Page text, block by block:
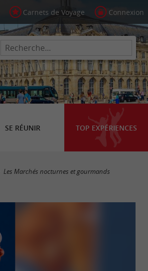
Carnets de Voyage Connexion
SE RÉUNIR TOP EXPÉRIENCES
Les Marchés nocturnes et gourmands